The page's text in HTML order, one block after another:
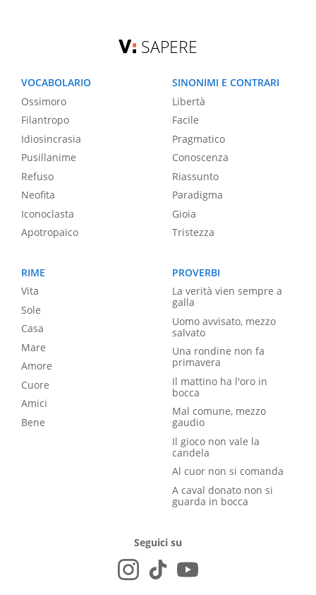
SAPERE
VOCABOLARIO
Ossimoro
Filantropo
Idiosincrasia
Pusillanime
Refuso
Neofita
Iconoclasta
Apotropaico
SINONIMI E CONTRARI
Libertà
Facile
Pragmatico
Conoscenza
Riassunto
Paradigma
Gioia
Tristezza
RIME
Vita
Sole
Casa
Mare
Amore
Cuore
Amici
Bene
PROVERBI
La verità vien sempre a
galla
Uomo avvisato, mezzo
salvato
Una rondine non fa
primavera
Il mattino ha l'oro in
bocca
Mal comune, mezzo
gaudio
Il gioco non vale la
candela
Al cuor non si comanda
A caval donato non si
guarda in bocca
Seguici su